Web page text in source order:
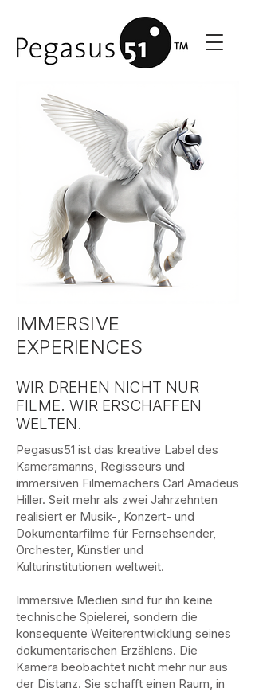
IMMERSIVE
EXPERIENCES
WIR DREHEN NICHT NUR
FILME. WIR ERSCHAFFEN
WELTEN.
Pegasus51 ist das kreative Label des
Kameramanns, Regisseurs und
immersiven Filmemachers Carl Amadeus
Hiller. Seit mehr als zwei Jahrzehnten
realisiert er Musik-, Konzert- und
Dokumentarfilme für Fernsehsender,
Orchester, Künstler und
Kulturinstitutionen weltweit.
Immersive Medien sind für ihn keine
technische Spielerei, sondern die
konsequente Weiterentwicklung seines
dokumentarischen Erzählens. Die
Kamera beobachtet nicht mehr nur aus
der Distanz. Sie schafft einen Raum, in